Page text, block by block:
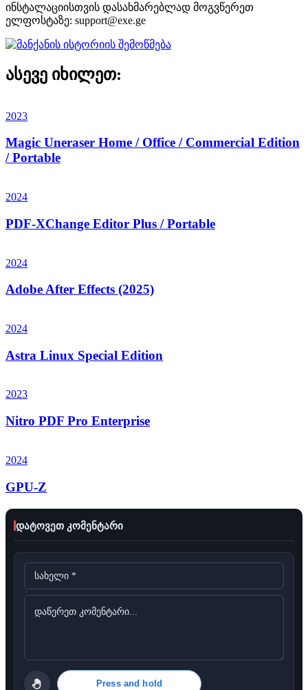
ინსტალაციისთვის დასახმარებლად მოგვწერეთ
ელფოსტაზე: support@exe.ge
ასევე იხილეთ:
2023
Magic Uneraser Home / Office / Commercial Edition
/ Portable
2024
PDF-XChange Editor Plus / Portable
2024
Adobe After Effects (2025)
2024
Astra Linux Special Edition
2023
Nitro PDF Pro Enterprise
2024
GPU-Z
დატოვეთ კომენტარი
Press and hold